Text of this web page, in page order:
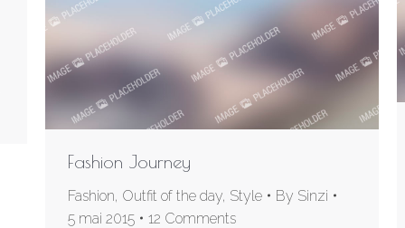
Fashion Journey
Fashion, Outfit of the day, Style By Sinzi
5 mai 2015
12 Comments